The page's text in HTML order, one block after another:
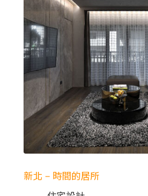
新北 – 時間的居所